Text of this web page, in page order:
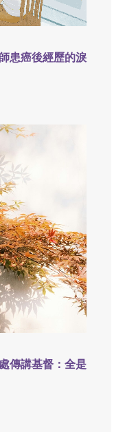
患癌後經歷的淚
傳講基督：全是